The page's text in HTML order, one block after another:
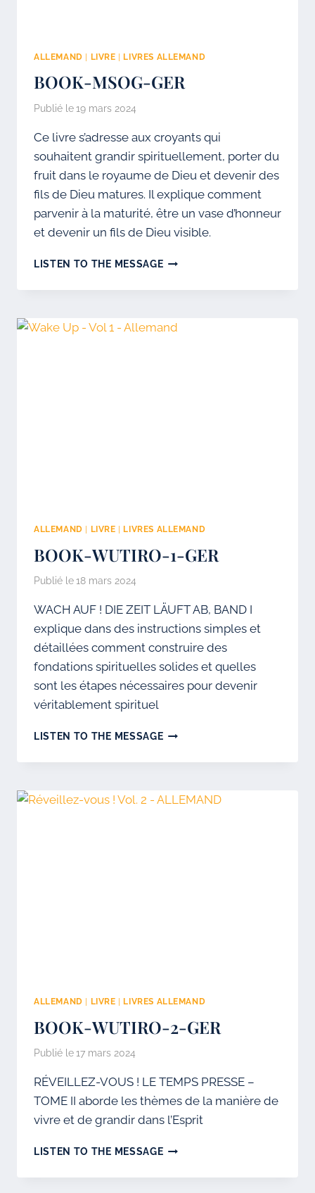
ALLEMAND | LIVRE |LIVRES ALLEMAND
BOOK-MSOG-GER
Publié le19 mars 2024
Ce livre s’adresse aux croyants qui
souhaitent grandir spirituellement, porter du
fruit dans le royaume de Dieu et devenir des
fils de Dieu matures. Il explique comment
parvenir à la maturité, être un vase d’honneur
et devenir un fils de Dieu visible.
LISTEN TO THE MESSAGEBOOK-
GER
ALLEMAND | LIVRE |LIVRES ALLEMAND
BOOK-WUTIRO-1-GER
Publié le18 mars 2024
WACH AUF ! DIE ZEIT LÄUFT AB, BAND I
explique dans des instructions simples et
détaillées comment construire des
fondations spirituelles solides et quelles
sont les étapes nécessaires pour devenir
véritablement spirituel
LISTEN TO THE MESSAGEBOOK-
1-
ALLEMAND LIVRE LIVRES ALLEMAND
BOOK-WUTIRO-2-GER
Publié le17 mars 2024
RÉVEILLEZ-VOUS ! LE TEMPS PRESSE –
TOME II aborde les thèmes de la manière de
vivre et de grandir dans l’Esprit
LISTEN TO THE MESSAGEBOOK-
2-